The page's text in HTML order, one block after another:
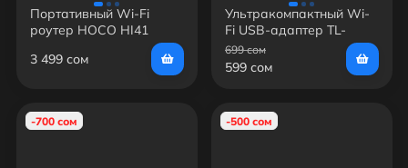
Портативный Wi-Fi
роутер HOCO HI41
Mobile Portable WiFi —
150 Мбит/с, 4G LTE,
аккумулятор 2100 mAh
3 499 сом
Ультракомпактный Wi-
Fi USB-адаптер TL-
WN725N
699 сом
599 сом
-700 сом -500 сом